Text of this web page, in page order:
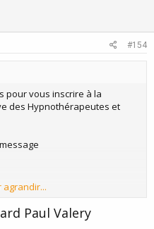
#154
pour vous inscrire à la
des Hypnothérapeutes et
agrandir...
Paul Valery